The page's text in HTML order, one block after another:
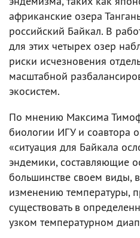
африканские озера
российский Байкал. В
для этих четырех озер
риски исчезновения
масштабной
экосистем.
По мнению Максима
биологии ИГУ и соавтора
«ситуация для Байкала
эндемики, составляющие
большинстве своем виды,
изменению температуры,
существовать в
узком температурном